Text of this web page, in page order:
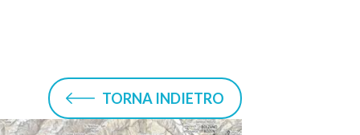
TORNA INDIETRO